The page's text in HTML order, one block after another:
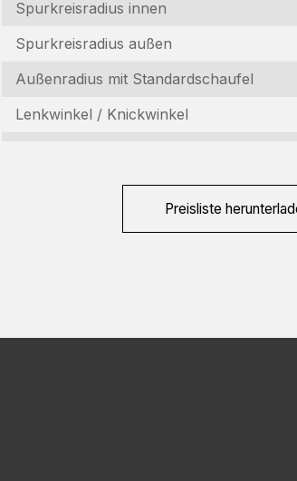
Spurkreisradius innen
Spurkreisradius außen
Außenradius mit Standardschaufel
Lenkwinkel / Knickwinkel
Preisliste
Land
(Required)
Vraag
CAPTCHA